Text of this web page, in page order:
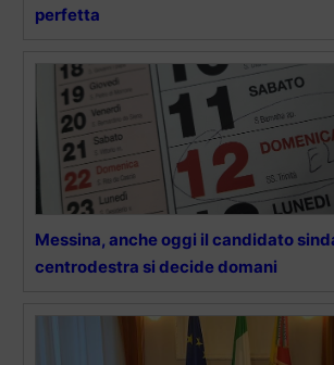
perfetta
Messina, anche oggi il candidato
centrodestra si decide domani